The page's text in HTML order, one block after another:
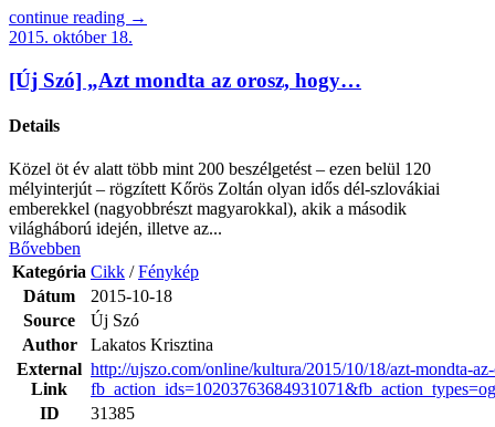
continue reading →
2015. október 18.
[Új Szó] „Azt mondta az orosz, hogy…
Details
Közel öt év alatt több mint 200 beszélgetést – ezen belül 120
mélyinterjút – rögzített Kőrös Zoltán olyan idős dél-szlovákiai
emberekkel (nagyobbrészt magyarokkal), akik a második
világháború idején, illetve az...
Bővebben
Kategória Cikk /Fénykép
Dátum
2015-10-18
Source
Új Szó
Author
Lakatos Krisztina
External
Link
http://ujszo.com/online/kultura/2015/10/18/azt-mondta-
ID
31385